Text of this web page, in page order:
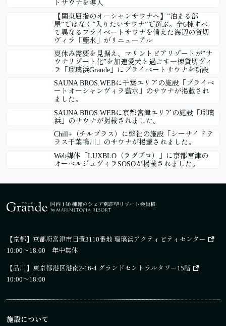
トサウナを導入
【関東屈指のオーシャンサウナへ】”泊まる部
屋”ではなく”入りたいサウナ”で選ぶ。全6棟すべ
て異なるプライベートサウナを備えた海辺の貸切
ヴィラ「藍水」がリニューアル
夏休み需要を見据え、マリントピアリゾートが”サ
ウナリゾート化”を加速愛犬と過ごす一棟貸切ヴィ
ラ「瑠璃浜Grande」にプライベートサウナを新設
SAUNA BROS.WEBに千葉エリアの施設「プライベ
ートオーシャンヴィラ藍水」のサウナが掲載され
ました。
SAUNA BROS.WEBに京都宮津エリアの施設「瑠璃
浜」のサウナが掲載されました。
Chill+（チルプラス）に弊社の施設「シーサイドテ
ラス千葉鴨川」のサウナが掲載されました。
Web媒体「LUXBLO（ラグブロ）」に京都宮津の
オーベルジュヴィラSOSOが掲載されました。
【京都】 京都府宮津市日置3110番地 瑠璃浜アクティビティセンター
10:00～18:00 年中無休
【品川】 東京都港区港南2-16-4 グランドセントラルタワー15階
10:00～18:00
施設について